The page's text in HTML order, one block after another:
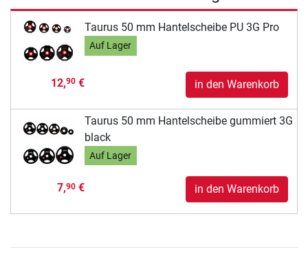
Taurus 50 mm Hantelscheibe PU 3G Pro
Auf Lager
12,90€ in den Warenkorb
Taurus 50 mm Hantelscheibe gummiert 3G
black
Auf Lager
7,90€ in den Warenkorb